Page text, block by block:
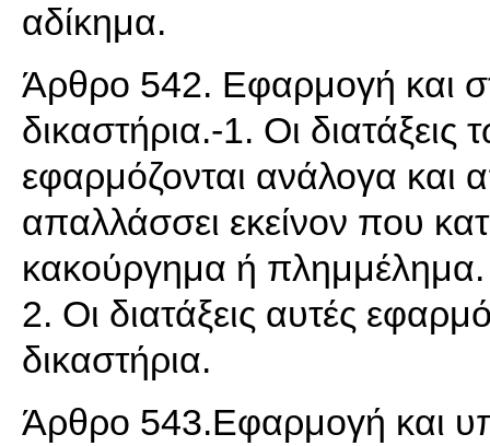
αδίκημα.
Άρθρο 542. Εφαρμογή και
δικαστήρια.-1. Οι
εφαρμόζονται ανάλογα και
απαλλάσσει εκείνον που
κακούργημα ή πλημμέλημα.
2. Οι διατάξεις αυτές
δικαστήρια.
Άρθρο 543.Εφαρμογή και